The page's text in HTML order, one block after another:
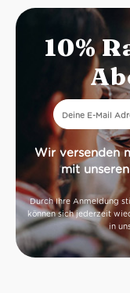
10%
Wir versenden
mit
Durch Ihre Anmeldung
können sich jederzeit
in